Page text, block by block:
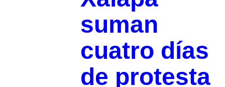
suman
cuatro días
de protesta